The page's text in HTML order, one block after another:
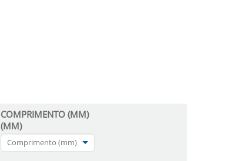
COMPRIMENTO (MM)
(MM)
Comprimento (mm)